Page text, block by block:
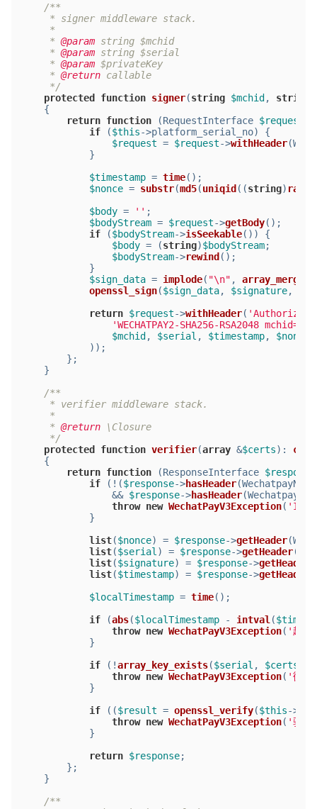
/**
     * signer middleware stack.
     *
     *
@param string $mchid
     *
@param string $serial
     *
@param $privateKey
     *
@return callable
     */
protected
function signer(string $mchid , string
{
return function (RequestInterface $request
if ($this->platform_serial_no) {
$request = $request->withHeader
            }
$timestamp = time();
$nonce = substr(md5(uniqid ((string) rand
$body = '' ;
$bodyStream = $request->getBody();
if ($bodyStream->isSeekable()) {
$body = (string)$bodyStream;
$bodyStream->rewind ();
            }
$sign_data = implode( "\n" , array_merge
openssl_sign($sign_data, $signature,
return $request->withHeader(
'WECHATPAY2-SHA256-RSA2048
$mchid , $serial , $timestamp, $nonce
            ));
        };
    }
/**
     * verifier middleware stack.
     *
     *
@return \Closure
     */
protected
function verifier(array &$certs):
{
return function (ResponseInterface $response
if (!($response->hasHeader
                &&
$response->hasHeader
throw new WechatPayV3Exception(
            }
list($nonce) = $response->getHeader
list($serial ) = $response->getHeader
list($signature) = $response->getHeader
list($timestamp) = $response->getHeader
$localTimestamp = time();
if (abs($localTimestamp - intval (
throw new WechatPayV3Exception( '超出
            }
if (!array_key_exists($serial , $certs
throw new WechatPayV3Exception( '微信
            }
if (($result = openssl_verify($this->
throw new WechatPayV3Exception( '验证
            }
return $response;
        };
    }
/**